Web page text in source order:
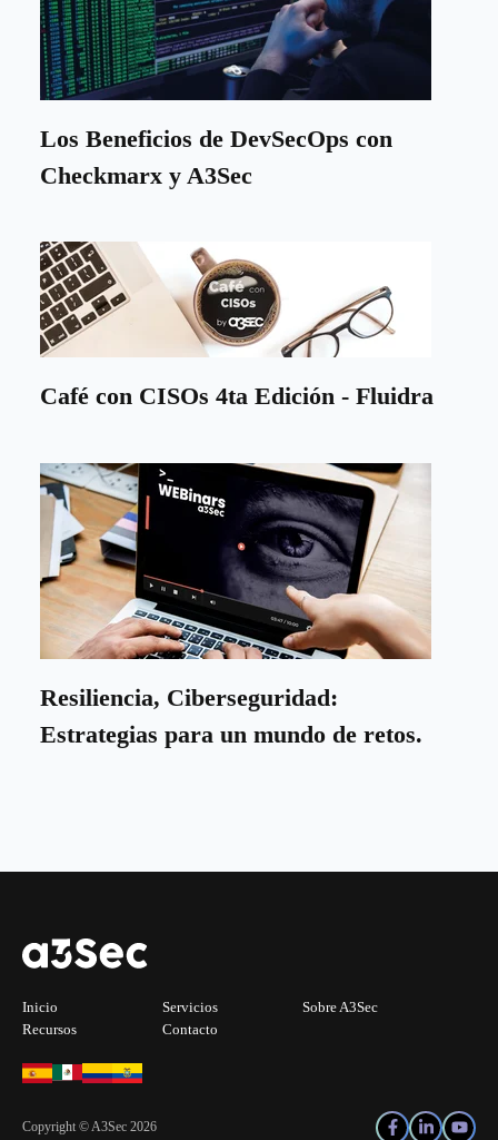
Los Beneficios de DevSecOps con
Checkmarx y A3Sec
Café con CISOs 4ta Edición - Fluidra
Resiliencia, Ciberseguridad:
Estrategias para un mundo de retos.
Inicio Servicios
Sobre A3Sec
Recursos
Contacto
Copyright © A3Sec 2026